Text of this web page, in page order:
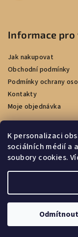
K personalizaci
sociálních médií a
soubory cookies.
Odmítnout
Informace pro
Jak nakupovat
Obchodní podmínky
Podmínky ochrany
Kontakty
Moje objednávka
Facebook